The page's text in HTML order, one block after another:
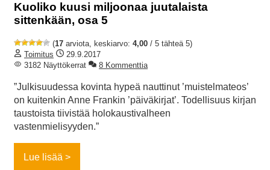
Kuoliko kuusi miljoonaa juutalaista
sittenkään, osa 5
(17 arviota, keskiarvo: 4,00 / 5 tähteä 5)
Toimitus
29.9.2017
3182 Näyttökerrat
8 Kommenttia
”Julkisuudessa kovinta hypeä nauttinut ’muistelmateos’
on kuitenkin Anne Frankin ’päiväkirjat’. Todellisuus kirjan
taustoista tiivistää holokaustivalheen
vastenmielisyyden.”
Lue lisää